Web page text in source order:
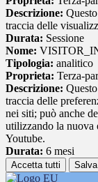
Descrizione:
traccia delle
Durata: Sessione
Nome:
Tipologia: analitico
Proprieta: Terza-
Descrizione:
traccia delle
nei siti; può anche
utilizzando la nuova
Youtube.
Durata: 6 mesi
Accetta tutti